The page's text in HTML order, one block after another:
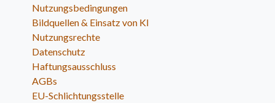
Nutzungsbedingungen
Bildquellen & Einsatz von KI
Nutzungsrechte
Datenschutz
Haftungsausschluss
AGBs
EU-Schlichtungsstelle